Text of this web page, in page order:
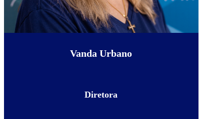
Vanda Urbano
Diretora